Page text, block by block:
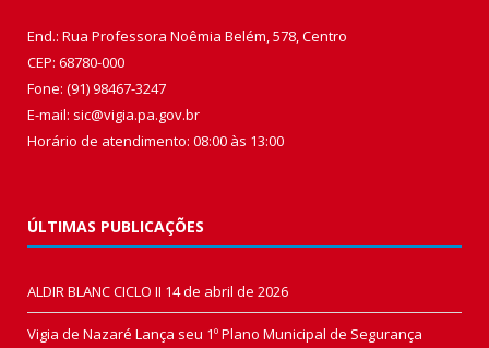
End.: Rua Professora Noêmia Belém, 578, Centro
CEP: 68780-000
Fone: (91) 98467-3247
E-mail: sic@vigia.pa.gov.br
Horário de atendimento: 08:00 às 13:00
ÚLTIMAS PUBLICAÇÕES
ALDIR BLANC CICLO II 14 de abril de 2026
Vigia de Nazaré Lança seu 1º Plano Municipal de Segurança